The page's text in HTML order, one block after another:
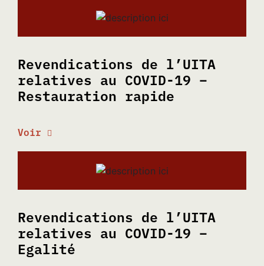
Revendications de l’UITA
relatives au COVID-19 –
Restauration rapide
Voir
Revendications de l’UITA
relatives au COVID-19 –
Egalité